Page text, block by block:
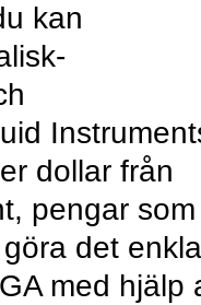
kan
dollar från
pengar som
det
med hjälp